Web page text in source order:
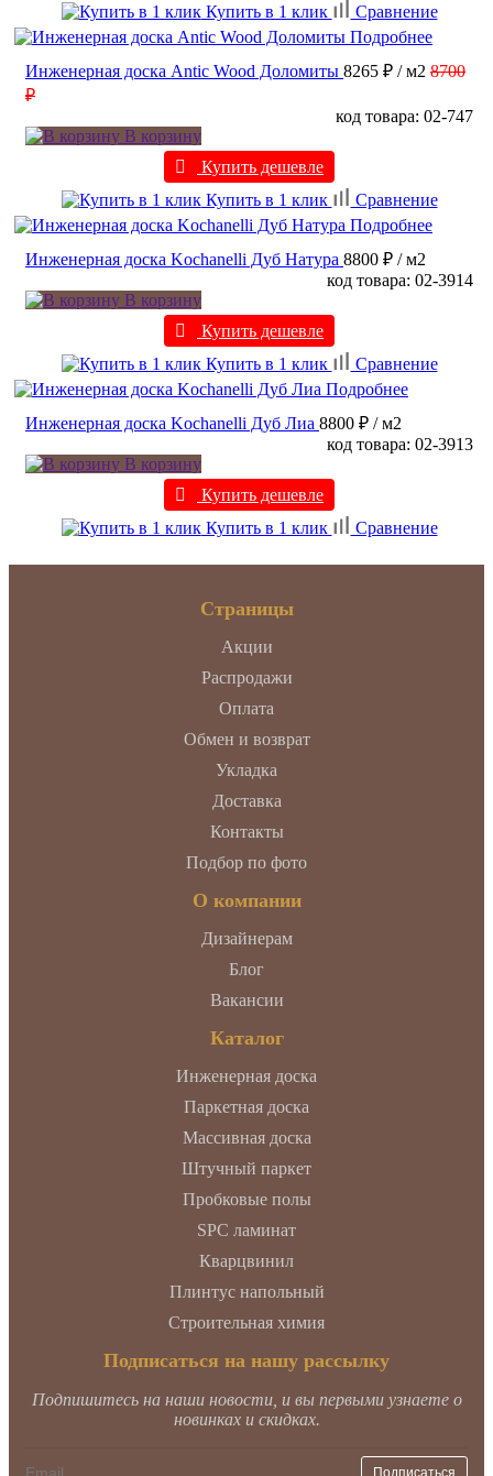
Купить в 1 клик
Сравнение
Подробнее
Инженерная доска Antic Wood Доломиты 8265 ₽ / м2 8700
₽
код товара: 02-747
В корзину
Купить дешевле
Купить в 1 клик
Сравнение
Подробнее
Инженерная доска Kochanelli Дуб Натура 8800 ₽ / м2
код товара: 02-3914
В корзину
Купить дешевле
Купить в 1 клик
Сравнение
Подробнее
Инженерная доска Kochanelli Дуб Лиа 8800 ₽ / м2
код товара: 02-3913
В корзину
Купить дешевле
Купить в 1 клик
Сравнение
Страницы
Акции
Распродажи
Оплата
Обмен и возврат
Укладка
Доставка
Контакты
Подбор по фото
О компании
Дизайнерам
Блог
Вакансии
Каталог
Инженерная доска
Паркетная доска
Массивная доска
Штучный паркет
Пробковые полы
SPC ламинат
Кварцвинил
Плинтус напольный
Строительная химия
Подписаться на нашу рассылку
Подпишитесь на наши новости, и вы первыми узнаете о
новинках и скидках.